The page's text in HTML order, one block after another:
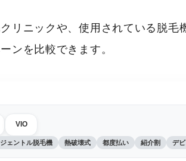
リニックや、使用されている脱毛
ンを比較できます。
VIO
ジェントル脱毛機 熱破壊式 都度払い 紹介割 デ